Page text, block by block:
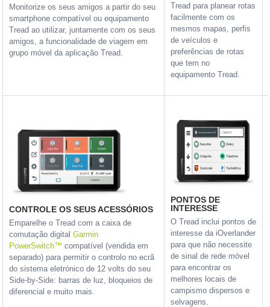
Monitorize os seus amigos a partir do seu
smartphone compatível ou equipamento
Tread ao utilizar, juntamente com os seus
amigos, a funcionalidade de viagem em
grupo móvel da aplicação Tread.
Tread para planear rotas
facilmente com os
mesmos mapas, perfis
de veículos e
preferências de rotas
que tem no
equipamento Tread.
CONTROLE OS SEUS ACESSÓRIOS
Emparelhe o Tread com a caixa de
comutação digitalGarmin
PowerSwitch™ compatível (vendida em
separado) para permitir o controlo no ecrã
do sistema eletrónico de 12 volts do seu
Side-by-Side: barras de luz, bloqueios de
diferencial e muito mais.
PONTOS DE
INTERESSE
O Tread inclui pontos de
interesse da iOverlander
para que não necessite
de sinal de rede móvel
para encontrar os
melhores locais de
campismo dispersos e
selvagens.